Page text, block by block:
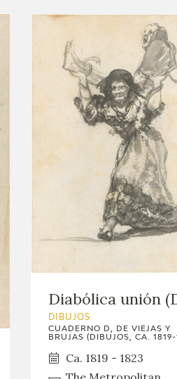
Diabólica unión
DIBUJOS
CUADERNO D, DE VIEJAS Y
BRUJAS (DIBUJOS, CA. 1819-
Ca. 1819 - 1823